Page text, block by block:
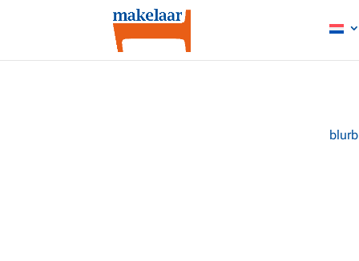
blurb